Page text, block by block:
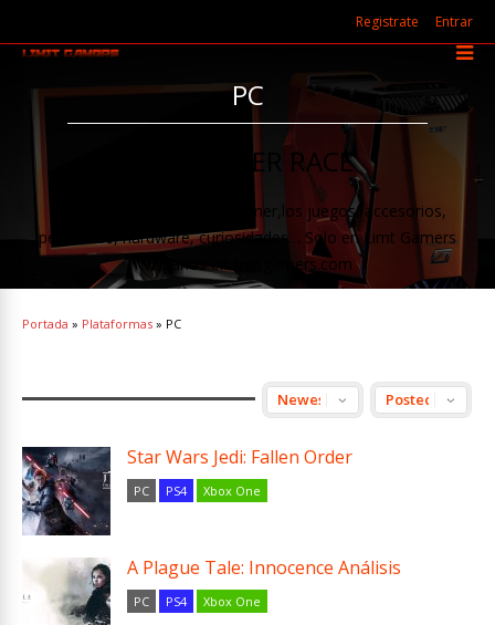
Registrate Entrar
PC
PC MASTER RACE
Todo sobre el mundo pc gamer,los juegos, accesorios,
periféricos, hardware, curiosidades… Solo en Limt Gamers
visitanos en limitgamers.com
Portada » Plataformas » PC
Star Wars Jedi: Fallen Order
PC PS4 Xbox One
A Plague Tale: Innocence Análisis
PC PS4 Xbox One